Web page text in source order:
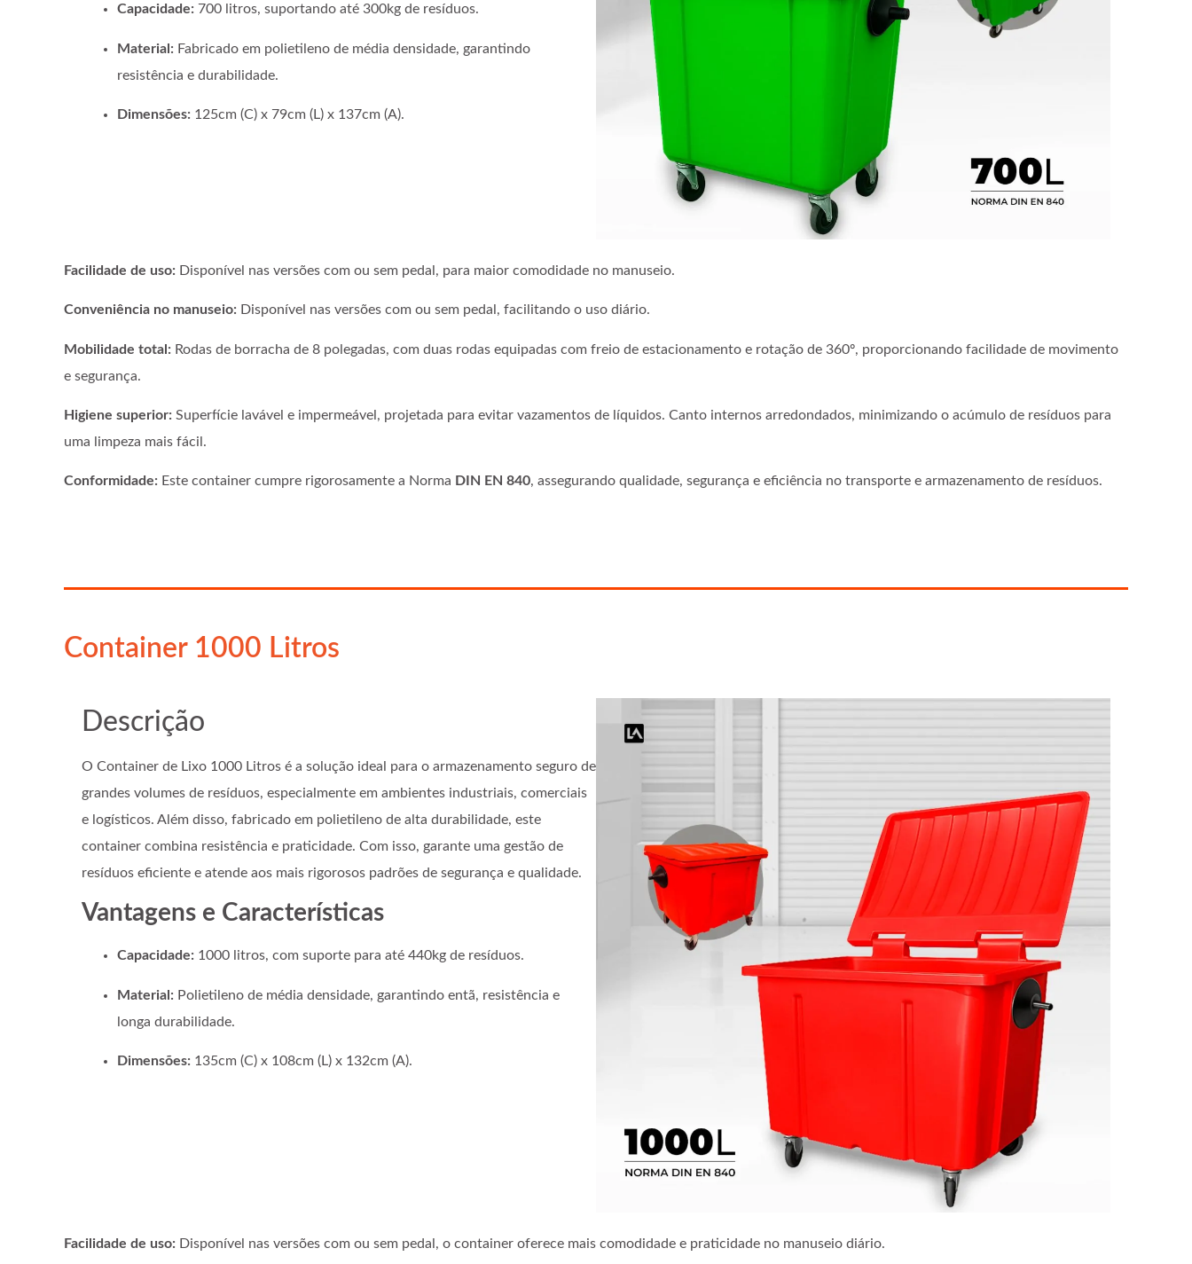
Capacidade: 700 litros, suportando até 300kg de resíduos.
Material: Fabricado em polietileno de média densidade, garantindo
resistência e durabilidade.
Dimensões: 125cm (C) x 79cm (L) x 137cm (A).
Facilidade de uso: Disponível nas versões com ou sem pedal, para maior comodidade no manuseio.
Conveniência no manuseio: Disponível nas versões com ou sem pedal, facilitando o uso diário.
Mobilidade total: Rodas de borracha de 8 polegadas, com duas rodas equipadas com freio de estacionamento e rotação de 360º, proporcionando facilidade de movimento
e segurança.
Higiene superior: Superfície lavável e impermeável, projetada para evitar vazamentos de líquidos. Canto internos arredondados, minimizando o acúmulo de resíduos para
uma limpeza mais fácil.
Conformidade: Este container cumpre rigorosamente a Norma DIN EN 840, assegurando qualidade, segurança e eficiência no transporte e armazenamento de resíduos.
Container 1000 Litros
Descrição
O Container de Lixo 1000 Litros é a solução ideal para o armazenamento seguro de
grandes volumes de resíduos, especialmente em ambientes industriais, comerciais
e logísticos. Além disso, fabricado em polietileno de alta durabilidade, este
container combina resistência e praticidade. Com isso, garante uma gestão de
resíduos eficiente e atende aos mais rigorosos padrões de segurança e qualidade.
Vantagens e Características
Capacidade: 1000 litros, com suporte para até 440kg de resíduos.
Material: Polietileno de média densidade, garantindo entã, resistência e
longa durabilidade.
Dimensões: 135cm (C) x 108cm (L) x 132cm (A).
Facilidade de uso: Disponível nas versões com ou sem pedal, o container oferece mais comodidade e praticidade no manuseio diário.